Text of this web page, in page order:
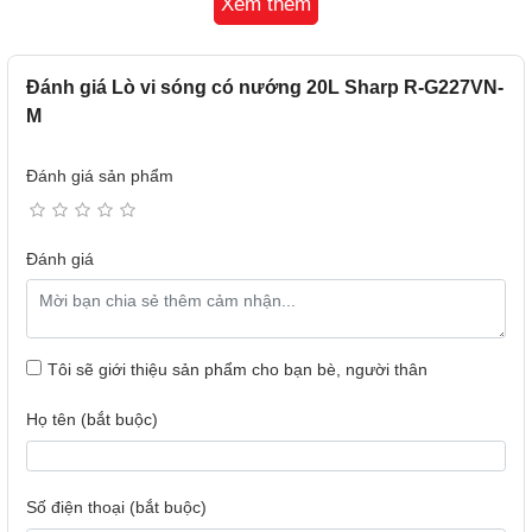
Với
Đánh giá Lò vi sóng có nướng 20L Sharp R-G227VN-
M
Đánh giá sản phẩm
Đánh giá
Tôi sẽ giới thiệu sản phẩm cho bạn bè, người thân
Họ tên (bắt buộc)
Số điện thoại (bắt buộc)